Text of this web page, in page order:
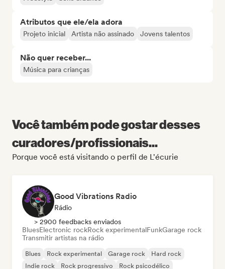
Atributos que ele/ela adora
Projeto inicial Artista não assinado Jovens talentos
Não quer receber...
Música para crianças
Você também pode gostar desses
curadores/profissionais...
Porque você está visitando o perfil de L'écurie
Good Vibrations Radio
Rádio
> 2900 feedbacks enviados
BluesElectronic rockRock experimentalFunkGarage rock
Transmitir artistas na rádio
Blues Rock experimental Garage rock
Hard rock
Indie rock
Rock progressivo Rock psicodélico